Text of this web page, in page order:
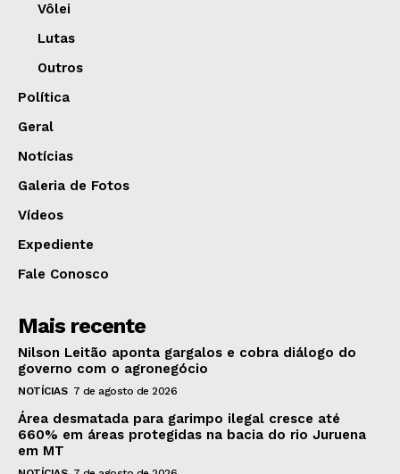
Vôlei
Lutas
Outros
Política
Geral
Notícias
Galeria de Fotos
Vídeos
Expediente
Fale Conosco
Mais recente
Nilson Leitão aponta gargalos e cobra diálogo do
governo com o agronegócio
NOTÍCIAS 7 de agosto de 2026
Área desmatada para garimpo ilegal cresce até
660% em áreas protegidas na bacia do rio Juruena
em MT